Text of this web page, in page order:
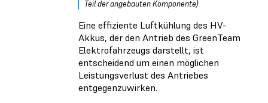
Teil der angebauten Komponente)
Eine effiziente Luftkühlung des HV-
Akkus, der den Antrieb des GreenTeam
Elektrofahrzeugs darstellt, ist
entscheidend um einen möglichen
Leistungsverlust des Antriebes
entgegenzuwirken.